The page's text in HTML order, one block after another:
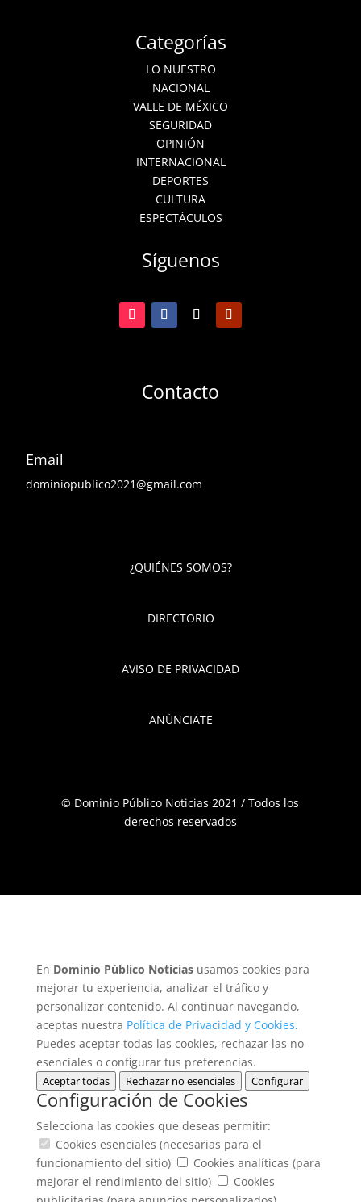
Categorías
LO NUESTRO
NACIONAL
VALLE DE MÉXICO
SEGURIDAD
OPINIÓN
INTERNACIONAL
DEPORTES
CULTURA
ESPECTÁCULOS
Síguenos
Contacto
Email
dominiopublico2021@gmail.com
¿QUIÉNES SOMOS?
DIRECTORIO
AVISO DE PRIVACIDAD
ANÚNCIATE
© Dominio Público Noticias 2021 / Todos los
derechos reservados
En Dominio Público Noticiasusamos cookies para
mejorar tu experiencia, analizar el tráfico y
personalizar contenido. Al continuar navegando,
aceptas nuestra Política de Privacidad y Cookies.
Puedes aceptar todas las cookies, rechazar las no
esenciales o configurar tus preferencias.
Aceptar todas Rechazar no esenciales Configurar
Configuración de Cookies
Selecciona las cookies que deseas permitir:
Cookies esenciales (necesarias para el
funcionamiento del sitio)
Cookies analíticas (para
mejorar el rendimiento del sitio)
Cookies